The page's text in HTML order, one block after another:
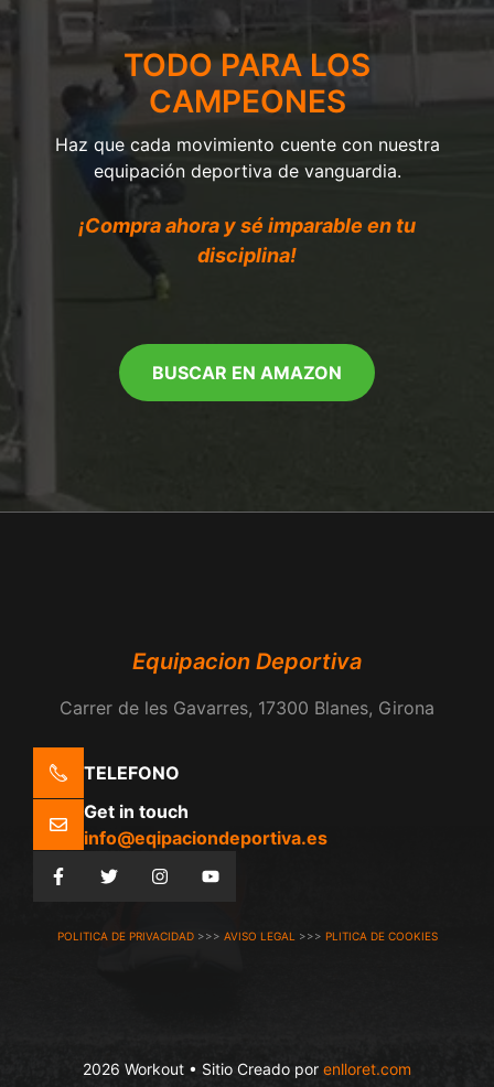
TODO PARA LOS
CAMPEONES
Haz que cada movimiento cuente con nuestra
equipación deportiva de vanguardia.
¡Compra ahora y sé imparable en tu
disciplina!
BUSCAR EN AMAZON
Equipacion Deportiva
Carrer de les Gavarres, 17300 Blanes, Girona
TELEFONO
Get in touch
info@eqipaciondeportiva.es
POLITICA DE PRIVACIDAD>>> AVISO LEGAL >>> PLITICA DE COOKIES
2026 Workout • Sitio Creado por enlloret.com